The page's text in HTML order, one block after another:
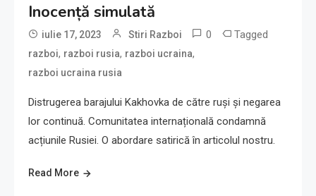
Inocență simulată
iulie 17, 2023 Stiri Razboi 0 Tagged
razboi, razboi rusia, razboi ucraina,
razboi ucraina rusia
Distrugerea barajului Kakhovka de către ruși și negarea
lor continuă. Comunitatea internațională condamnă
acțiunile Rusiei. O abordare satirică în articolul nostru.
Read More